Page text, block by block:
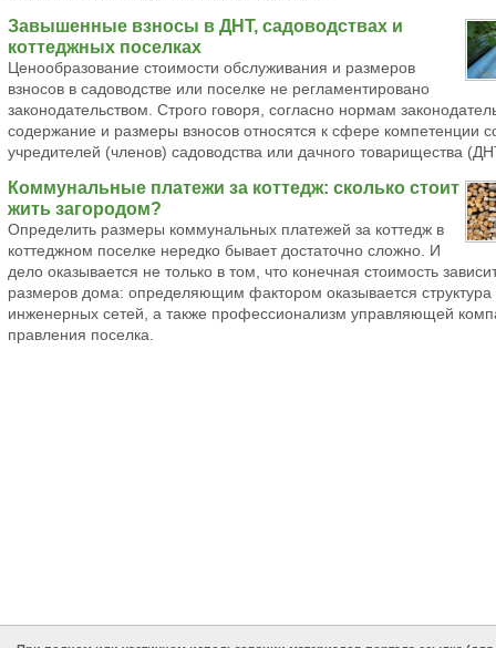
Завышенные взносы в ДНТ, садоводствах и
коттеджных поселках
Ценообразование стоимости обслуживания и размеров
взносов в садоводстве или поселке не регламентировано
законодательством. Строго говоря, согласно нормам
содержание и размеры взносов относятся к сфере компетенции
учредителей (членов) садоводства или дачного товарищества
Коммунальные платежи за коттедж: сколько стоит
жить загородом?
Определить размеры коммунальных платежей за коттедж в
коттеджном поселке нередко бывает достаточно сложно. И
дело оказывается не только в том, что конечная стоимость
размеров дома: определяющим фактором оказывается структура
инженерных сетей, а также профессионализм управляющей
правления поселка.